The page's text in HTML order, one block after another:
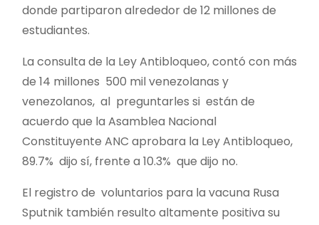
donde partiparon alrededor de 12 millones de
estudiantes.
La consulta de la Ley Antibloqueo, contó con más
de 14 millones 500 mil venezolanas y
venezolanos, al preguntarles si están de
acuerdo que la Asamblea Nacional
Constituyente ANC aprobara la Ley Antibloqueo,
89.7% dijo sí, frente a 10.3% que dijo no.
El registro de voluntarios para la vacuna Rusa
Sputnik también resulto altamente positiva su